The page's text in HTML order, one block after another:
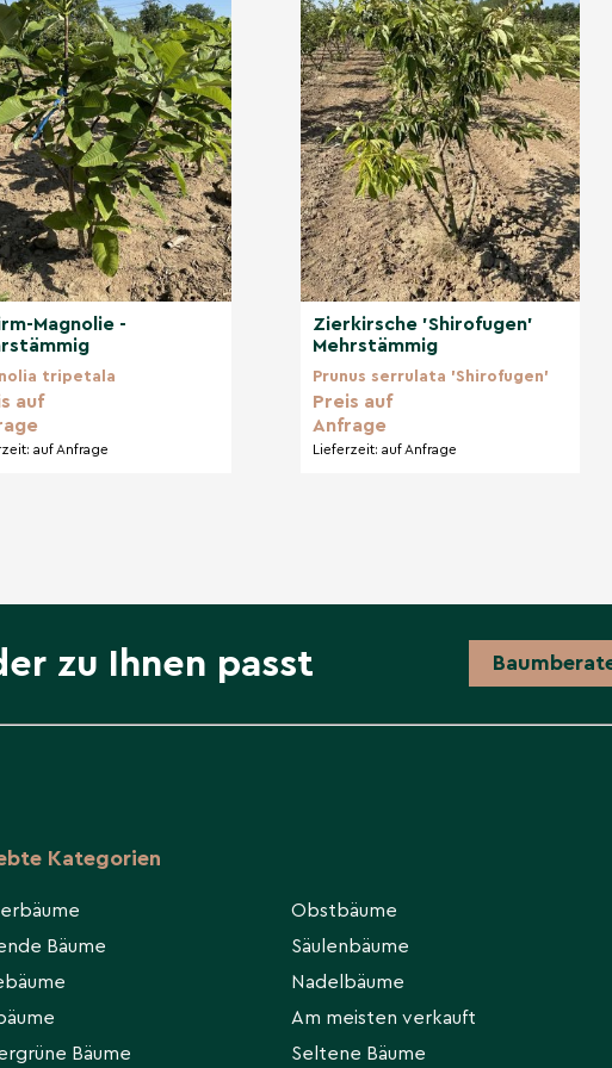
warme Akzente,
wieder dominiert.
um Ihre Mehrstämmige
Wachstum zu fördern.
lehmige Böden
Drainage mit
schützt das
zu anderen
optimal entfalten
Magnolie -
tripetala
auf
auf Anfrage
Zierkirsche 'Shirofugen'
Mehrstämmig
Prunus serrulata 'Shirofugen'
Preis auf
Anfrage
Lieferzeit: auf Anfrage
zu Ihnen passt
Kategorien
Bäume
Bäume
Obstbäume
Säulenbäume
Nadelbäume
Am meisten verkauft
Seltene Bäume